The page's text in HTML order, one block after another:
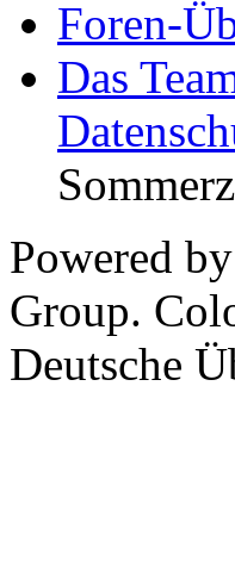
Foren-
Das
Powered by
Group.
Deutsche